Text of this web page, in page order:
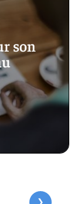
son